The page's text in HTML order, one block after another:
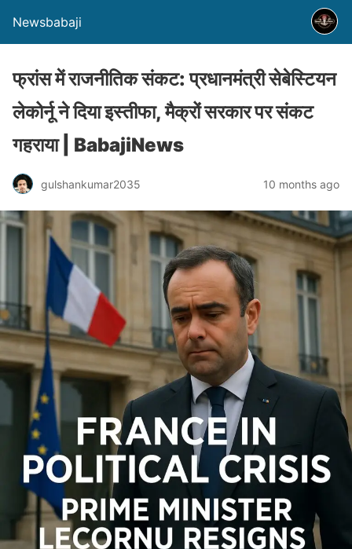
Newsbabaji
फ्रांस में राजनीतिक संकट: प्रधानमंत्री सेबेस्टियन
लेकोर्नू ने दिया इस्तीफा, मैक्रों सरकार पर संकट
गहराया | BabajiNews
gulshankumar2035 10 months ago